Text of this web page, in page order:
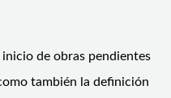
de obras pendientes
también la definición